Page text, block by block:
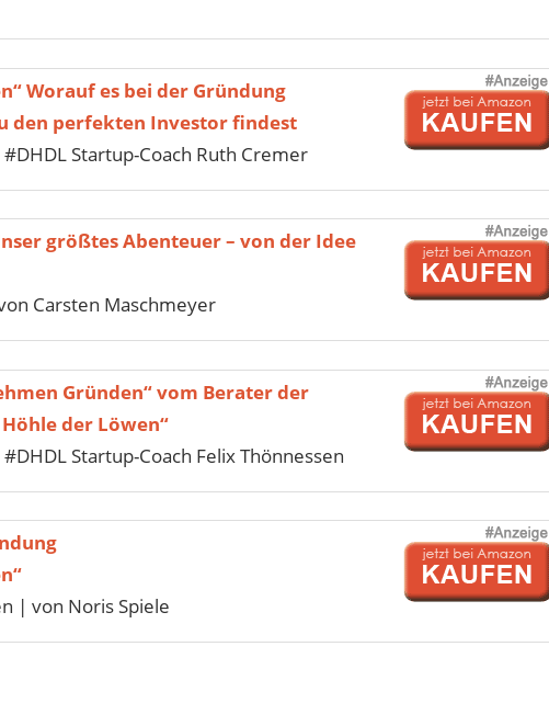
Worauf es bei der Gründung
den perfekten Investor findest
Startup-Coach Ruth Cremer
größtes Abenteuer – von der Idee
Carsten Maschmeyer
Gründen“ vom Berater der
der Löwen“
Startup-Coach Felix Thönnessen
| von Noris Spiele